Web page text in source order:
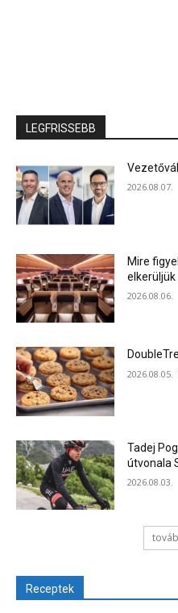
LEGFRISSEBB
2026.08.07.
Mire
2026.08.06.
2026.08.05.
Tadej
útvonala
2026.08.03.
Receptek